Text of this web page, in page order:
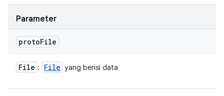
Parameter
protoFile
File : File yang berisi data